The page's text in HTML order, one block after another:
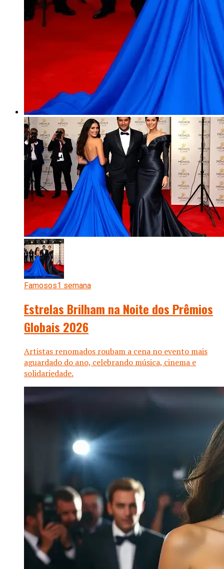
Famosos1 semana
Estrelas Brilham na Noite dos Prêmios
Globais 2026
Artistas renomados roubam a cena no evento mais
aguardado do ano, celebrando música, cinema e
solidariedade.